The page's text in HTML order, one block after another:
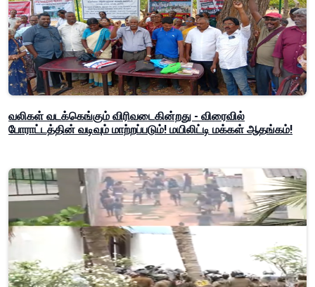
வலிகள் வடக்கெங்கும் விரிவடைகின்றது - விரைவில்
போராட்டத்தின் வடிவும் மாற்றப்படும்! மயிலிட்டி மக்கள் ஆதங்கம்!